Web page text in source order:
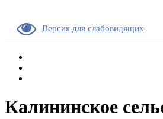
Версия для слабовидящих
Калининское